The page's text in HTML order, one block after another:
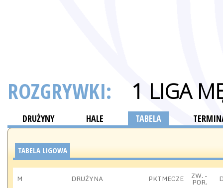
ROZGRYWKI: 1 LIGA
DRUŻYNY HALE TABELA
TABELA LIGOWA
M DRUŻYNA PKTMECZE ZW. -
POR.